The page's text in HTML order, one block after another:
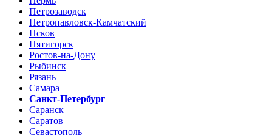
Петрозаводск
Петропавловск-Камчатский
Псков
Пятигорск
Ростов-на-Дону
Рыбинск
Рязань
Самара
Санкт-Петербург
Саранск
Саратов
Севастополь